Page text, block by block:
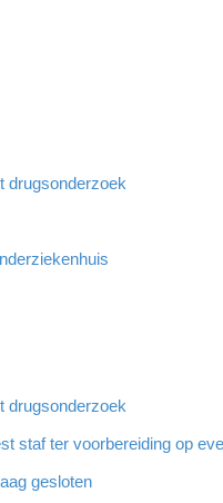
drugsonderzoek
drugsonderzoek
staf ter voorbereiding op
gesloten